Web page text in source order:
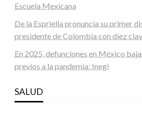
Escuela Mexicana
De la Espriella pronuncia su primer
presidente de Colombia con diez
En 2025, defunciones en México
previos a la pandemia: Inegi
SALUD